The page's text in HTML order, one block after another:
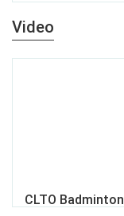
Video
CLTO Badminton